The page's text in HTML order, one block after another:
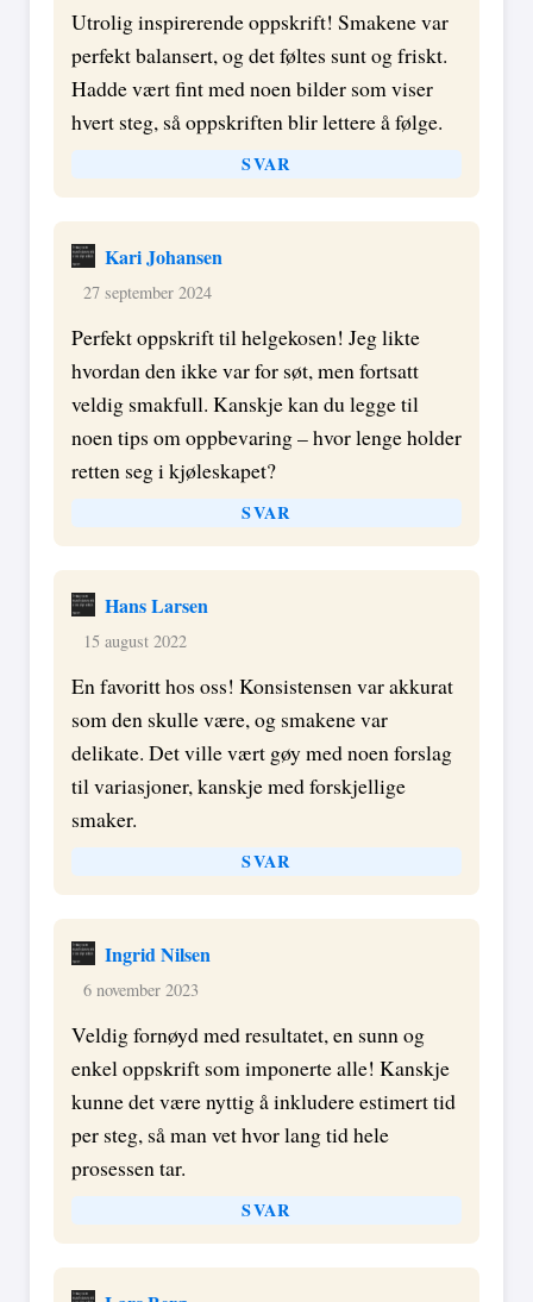
Utrolig inspirerende oppskrift! Smakene var
perfekt balansert, og det føltes sunt og friskt.
Hadde vært fint med noen bilder som viser
hvert steg, så oppskriften blir lettere å følge.
SVAR
Kari Johansen
27 september 2024
Perfekt oppskrift til helgekosen! Jeg likte
hvordan den ikke var for søt, men fortsatt
veldig smakfull. Kanskje kan du legge til
noen tips om oppbevaring – hvor lenge holder
retten seg i kjøleskapet?
SVAR
Hans Larsen
15 august 2022
En favoritt hos oss! Konsistensen var akkurat
som den skulle være, og smakene var
delikate. Det ville vært gøy med noen forslag
til variasjoner, kanskje med forskjellige
smaker.
SVAR
Ingrid Nilsen
6 november 2023
Veldig fornøyd med resultatet, en sunn og
enkel oppskrift som imponerte alle! Kanskje
kunne det være nyttig å inkludere estimert tid
per steg, så man vet hvor lang tid hele
prosessen tar.
SVAR